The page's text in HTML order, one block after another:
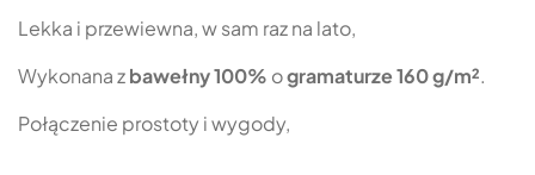
Lekka i przewiewna, w sam raz na lato,
Wykonana zbawełny 100% ogramaturze 160 g/m².
Połączenie prostoty i wygody,